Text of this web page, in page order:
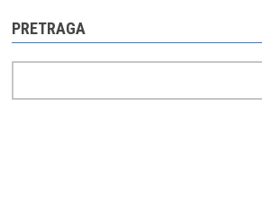
PRETRAGA